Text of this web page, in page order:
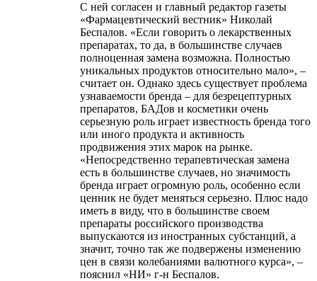
С ней согласен и главный редактор газеты
«Фармацевтический вестник» Николай
Беспалов. «Если говорить о лекарственных
препаратах, то да, в большинстве случаев
полноценная замена возможна. Полностью
уникальных продуктов относительно мало», –
считает он. Однако здесь существует проблема
узнаваемости бренда – для безрецептурных
препаратов, БАДов и косметики очень
серьезную роль играет известность бренда того
или иного продукта и активность
продвижения этих марок на рынке.
«Непосредственно терапевтическая замена
есть в большинстве случаев, но значимость
бренда играет огромную роль, особенно если
ценник не будет меняться серьезно. Плюс надо
иметь в виду, что в большинстве своем
препараты российского производства
выпускаются из иностранных субстанций, а
значит, точно так же подвержены изменению
цен в связи колебаниями валютного курса», –
пояснил «НИ» г-н Беспалов.